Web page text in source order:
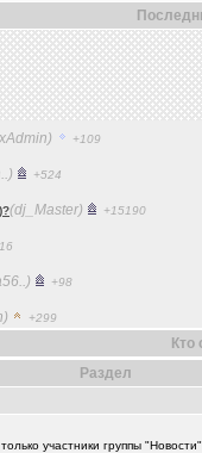
Раздел
участники группы